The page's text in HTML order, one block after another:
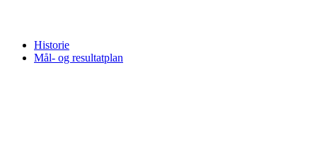
Historie
Mål- og resultatplan